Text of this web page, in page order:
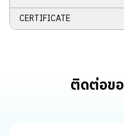
CERTIFICATE
ติดต่อข